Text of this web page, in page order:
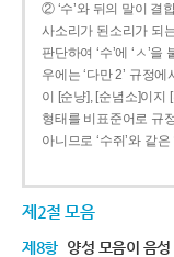
② ‘수’와 뒤의 말이 결
사소리가 된소리가 되
판단하여 ‘수’에 ‘ㅅ’
우에는 ‘다만 2’ 규정
이 [순냥], [순념소]이지
형태를 비표준어로 규
아니므로 ‘수쥐’와 같
제2절 모음
제8항 양성 모음이 음